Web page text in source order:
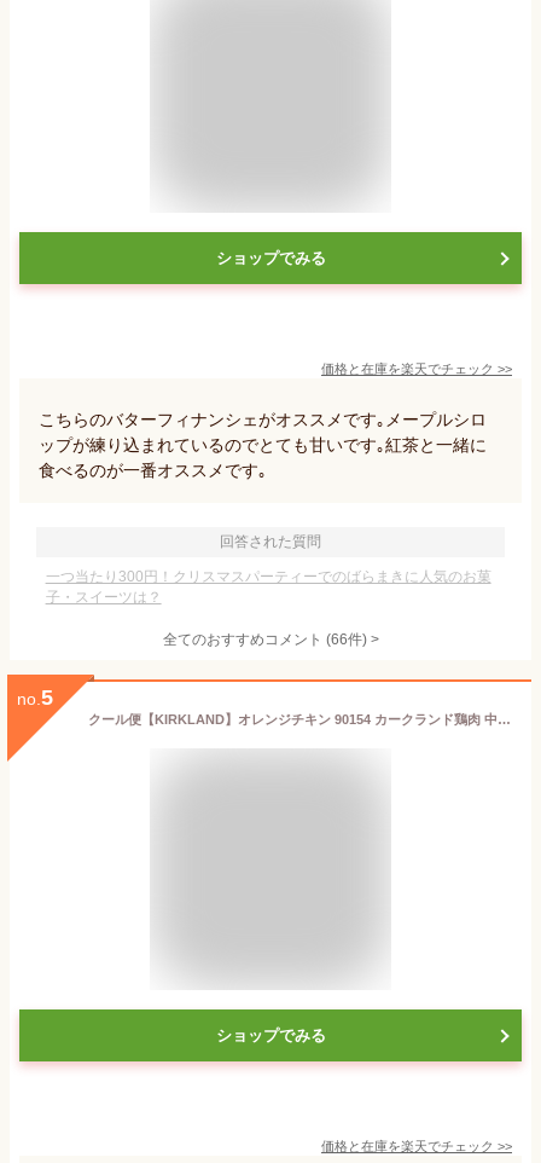
ショップでみる
価格と在庫を楽天でチェック >>
こちらのバターフィナンシェがオススメです｡メープルシロ
ップが練り込まれているのでとても甘いです｡紅茶と一緒に
食べるのが一番オススメです｡
回答された質問
一つ当たり300円！クリスマスパーティーでのばらまきに人気のお菓
子・スイーツは？
全てのおすすめコメント (66件) >
no. 5
クール便【KIRKLAND】オレンジチキン 90154 カークランド鶏肉 中華 料理 香辛料 甘じょっぱい 揚げ物 主菜 調理済 味付き 焼肉 ボリューム ホットデリ 惣菜 そうざい レンジ 温めるだけ 手軽 簡単 メイン パーティー おいしい おかず 夕食 大容量 コストコ 食品 通販
ショップでみる
価格と在庫を楽天でチェック >>